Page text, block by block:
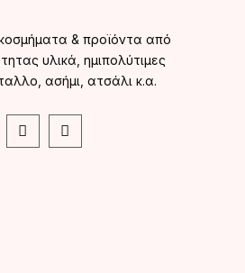
& προϊόντα από
υλικά, ημιπολύτιμες
ασήμι, ατσάλι κ.α.